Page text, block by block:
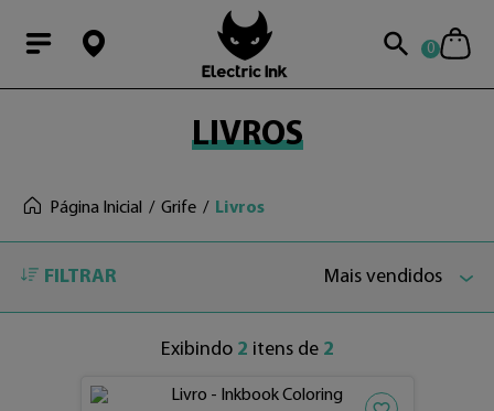
Modal0
LIVROS
Página Inicial Grife Livros
FILTRAR Mais vendidos
Exibindo 2 itens de 2
Adicionar aos